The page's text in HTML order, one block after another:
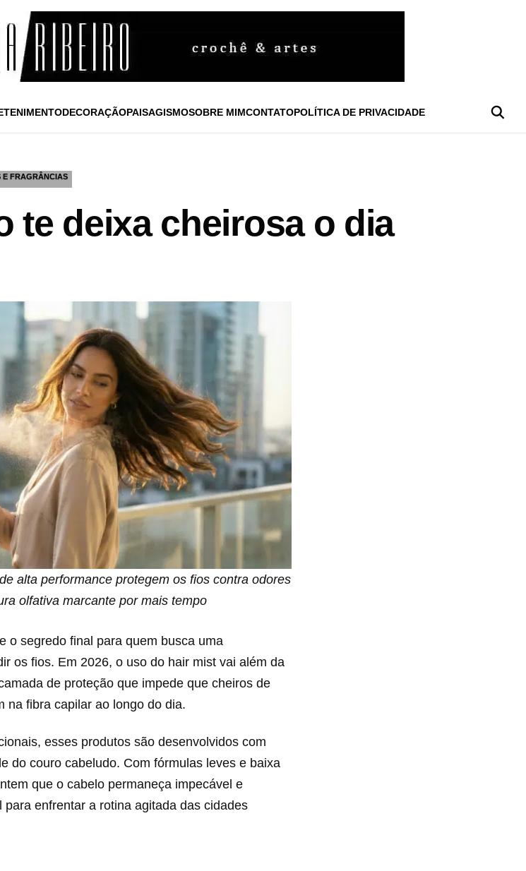
DECORAÇÃOPAISAGISMOSOBRE MIMCONTATOPOLÍTICA DE PRIVACIDADE
E FRAGRÂNCIAS
te deixa cheirosa o dia
alta performance protegem os fios contra odores
olfativa marcante por mais tempo
o segredo final para quem busca uma
os fios. Em 2026, o uso do hair mist vai além da
de proteção que impede que cheiros de
na fibra capilar ao longo do dia.
esses produtos são desenvolvidos com
do couro cabeludo. Com fórmulas leves e baixa
que o cabelo permaneça impecável e
enfrentar a rotina agitada das cidades